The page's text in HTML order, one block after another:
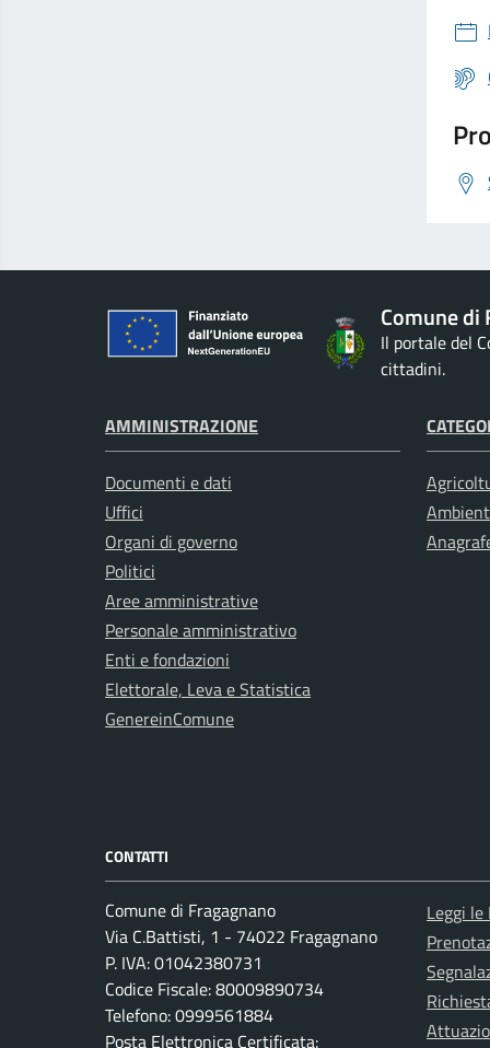
Comune di
Il portale del
cittadini.
AMMINISTRAZIONE
Documenti e dati
Uffici
Organi di governo
Politici
Aree amministrative
Personale amministrativo
Enti e fondazioni
Elettorale, Leva e Statistica
GenereinComune
CONTATTI
Comune di Fragagnano
Via C.Battisti, 1 - 74022 Fragagnano
P. IVA: 01042380731
Codice Fiscale: 80009890734
Telefono: 0999561884
Posta Elettronica Certificata:
Leggi le